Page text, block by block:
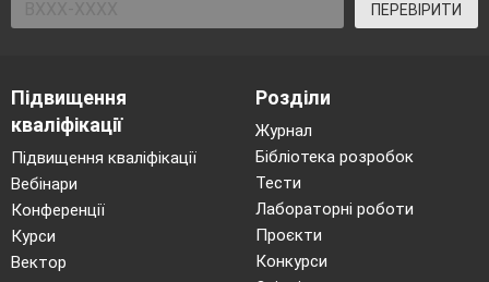
ПЕРЕВІРИТИ
Підвищення
кваліфікації
Підвищення кваліфікації
Вебінари
Конференції
Курси
Вектор
Розділи
Журнал
Бібліотека розробок
Тести
Лабораторні роботи
Проєкти
Конкурси